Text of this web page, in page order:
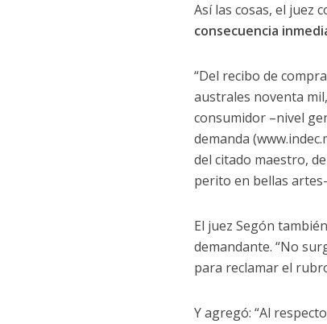
Así las cosas, el juez
consecuencia
“Del recibo de
australes noventa
consumidor –nivel
demanda
del citado maestro,
perito en bellas
El juez Segón
demandante. “No
para reclamar el
Y agregó: “Al